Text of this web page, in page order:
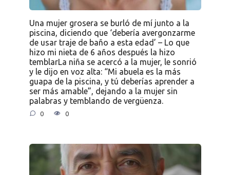
Una mujer grosera se burló de mí junto a la
piscina, diciendo que ‘debería avergonzarme
de usar traje de baño a esta edad’ – Lo que
hizo mi nieta de 6 años después la hizo
temblarLa niña se acercó a la mujer, le sonrió
y le dijo en voz alta: “Mi abuela es la más
guapa de la piscina, y tú deberías aprender a
ser más amable”, dejando a la mujer sin
palabras y temblando de vergüenza.
0 0